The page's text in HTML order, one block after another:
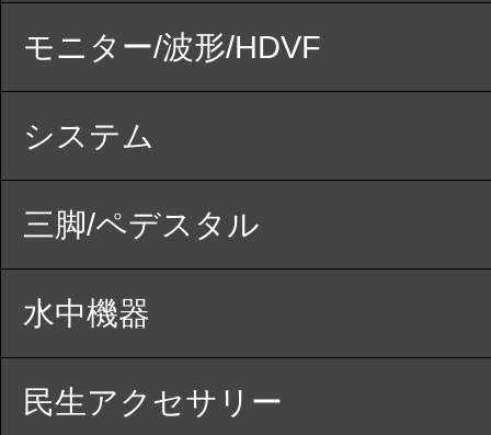
モニター/波形/HDVF
システム
三脚/ペデスタル
水中機器
民生アクセサリー